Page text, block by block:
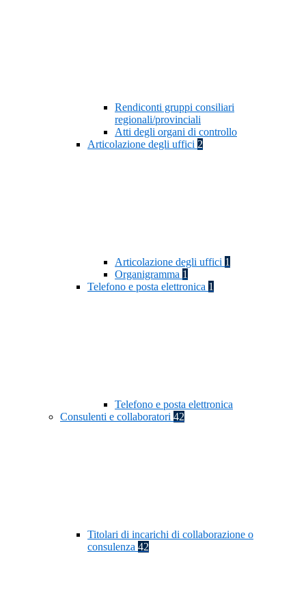
Rendiconti gruppi consiliari
regionali/provinciali
Atti degli organi di controllo
Articolazione degli uffici 2
Articolazione degli uffici 1
Organigramma 1
Telefono e posta elettronica 1
Telefono e posta elettronica
Consulenti e collaboratori 42
Titolari di incarichi di collaborazione o
consulenza 42